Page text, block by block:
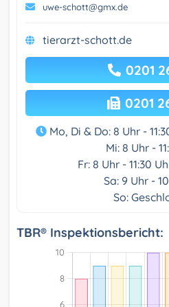
uwe-schott@gmx.de
tierarzt-schott.de
0201
0201
Mo, Di & Do: 8 Uhr -
Mi: 8 Uhr -
Fr: 8 Uhr - 11:30
Sa: 9 Uhr -
So:
TBR® Inspektionsbericht: